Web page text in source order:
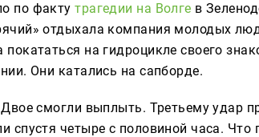
по фактутрагедии на Волге в
отдыхала компания молодых
на гидроцикле своего
Они катались на сапборде.
смогли выплыть. Третьему удар
спустя четыре с половиной часа. Что